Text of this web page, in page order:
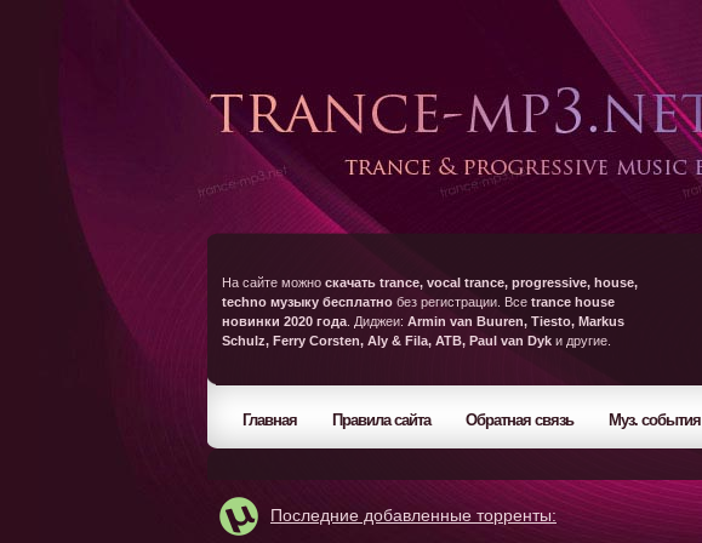
На сайте можно скачать trance, vocal trance, progressive, house,
techno музыку бесплатно без регистрации. Все trance house
новинки 2020 года . Диджеи: Armin van Buuren, Tiesto, Markus
Schulz, Ferry Corsten, Aly & Fila, ATB, Paul van Dyk и другие.
Главная Правила сайта Обратная связь Муз. события
Последние добавленные торренты: